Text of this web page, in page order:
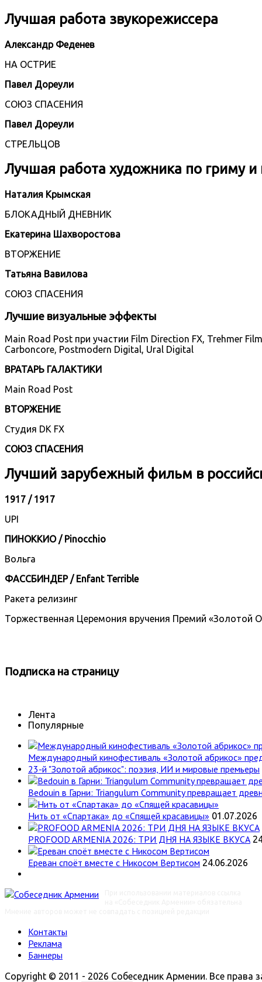
Лучшая работа звукорежиссера
Александр Феденев
НА ОСТРИЕ
Павел Дореули
СОЮЗ СПАСЕНИЯ
Павел Дореули
СТРЕЛЬЦОВ
Лучшая работа художника по гриму
Наталия Крымская
БЛОКАДНЫЙ ДНЕВНИК
Екатерина Шахворостова
ВТОРЖЕНИЕ
Татьяна Вавилова
СОЮЗ СПАСЕНИЯ
Лучшие визуальные эффекты
Main Road Post при участии Film Direction FX, Trehmer
Carboncore, Postmodern Digital, Ural Digital
ВРАТАРЬ ГАЛАКТИКИ
Main Road Post
ВТОРЖЕНИЕ
Студия DK FX
СОЮЗ СПАСЕНИЯ
Лучший зарубежный фильм в
1917 / 1917
UPI
ПИНОККИО / Pinocchio
Вольга
ФАССБИНДЕР / Enfant Terrible
Ракета релизинг
Торжественная Церемония вручения Премий «Золотой
Подписка на страницу
Лента
Популярные
Международный кинофестиваль «Золотой абрикос»
23-й "Золотой абрикос": поэзия, ИИ и мировые премьеры
Bedouin в Гарни: Triangulum Community превращает
Нить от «Спартака» до «Спящей красавицы» 01.07.2026
PROFOOD ARMENIA 2026: ТРИ ДНЯ НА ЯЗЫКЕ ВКУСА
Ереван споёт вместе с Никосом Вертисом 24.06.2026
Контакты
Реклама
Баннеры
Copyright © 2011 - 2026 Собеседник Армении. Все права